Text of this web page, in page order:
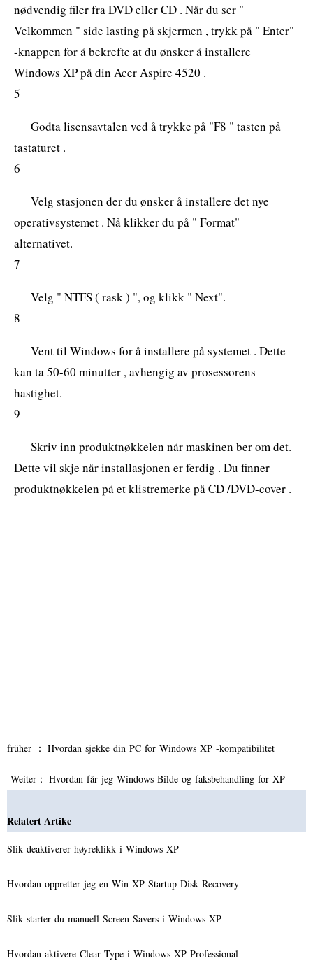
nødvendig filer fra DVD eller CD . Når du ser "
Velkommen " side lasting på skjermen , trykk på " Enter"
-knappen for å bekrefte at du ønsker å installere
Windows XP på din Acer Aspire 4520 .
5
Godta lisensavtalen ved å trykke på "F8 " tasten på
tastaturet .
6
Velg stasjonen der du ønsker å installere det nye
operativsystemet . Nå klikker du på " Format"
alternativet.
7
Velg " NTFS ( rask ) ", og klikk " Next".
8
Vent til Windows for å installere på systemet . Dette
kan ta 50-60 minutter , avhengig av prosessorens
hastighet.
9
Skriv inn produktnøkkelen når maskinen ber om det.
Dette vil skje når installasjonen er ferdig . Du finner
produktnøkkelen på et klistremerke på CD /DVD-cover .
früher ： Hvordan sjekke din PC for Windows XP -kompatibilitet
Weiter： Hvordan får jeg Windows Bilde og faksbehandling for XP
Relatert Artike
Slik deaktiverer høyreklikk i Windows XP
Hvordan oppretter jeg en Win XP Startup Disk Recovery
Slik starter du manuell Screen Savers i Windows XP
Hvordan aktivere Clear Type i Windows XP Professional